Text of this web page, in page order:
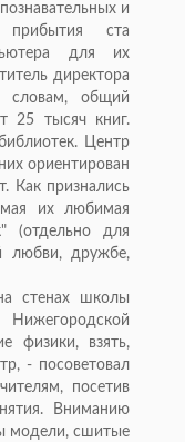
и
ста
для их
директора
общий
25 тысяч книг.
Центр
ориентирован
Как признались
их любимая
(отдельно для
любви, дружбе,
стенах школы
физики, взять,
- посоветовал
посетив
Вниманию
модели, сшитые